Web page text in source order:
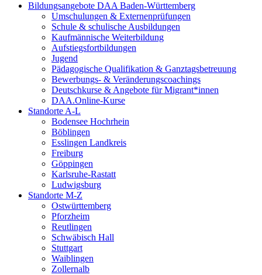
Bildungsangebote DAA Baden-Württemberg
Umschulungen & Externenprüfungen
Schule & schulische Ausbildungen
Kaufmännische Weiterbildung
Aufstiegsfortbildungen
Jugend
Pädagogische Qualifikation & Ganztagsbetreuung
Bewerbungs- & Veränderungscoachings
Deutschkurse & Angebote für Migrant*innen
DAA.Online-Kurse
Standorte A-L
Bodensee Hochrhein
Böblingen
Esslingen Landkreis
Freiburg
Göppingen
Karlsruhe-Rastatt
Ludwigsburg
Standorte M-Z
Ostwürttemberg
Pforzheim
Reutlingen
Schwäbisch Hall
Stuttgart
Waiblingen
Zollernalb